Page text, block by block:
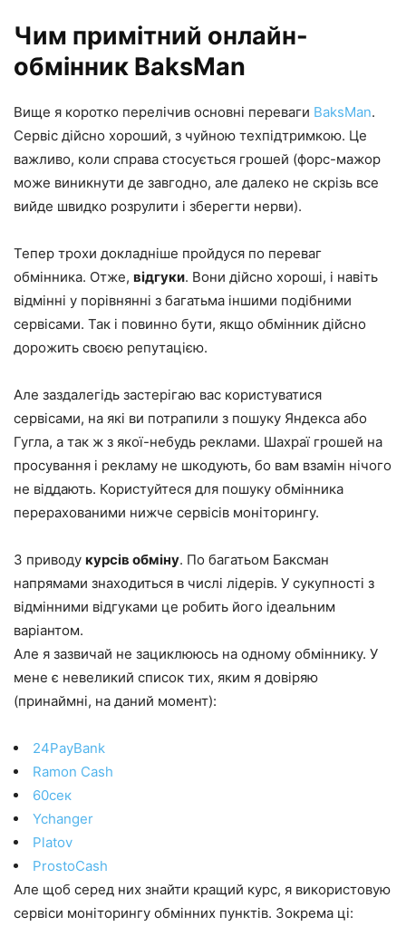
Чим примітний онлайн-
обмінник BaksMan
Вище я коротко перелічив основні переваги BaksMan.
Сервіс дійсно хороший, з чуйною техпідтримкою. Це
важливо, коли справа стосується грошей (форс-мажор
може виникнути де завгодно, але далеко не скрізь все
вийде швидко розрулити і зберегти нерви).
Тепер трохи докладніше пройдуся по переваг
обмінника. Отже, відгуки. Вони дійсно хороші, і навіть
відмінні у порівнянні з багатьма іншими подібними
сервісами. Так і повинно бути, якщо обмінник дійсно
дорожить своєю репутацією.
Але заздалегідь застерігаю вас користуватися
сервісами, на які ви потрапили з пошуку Яндекса або
Гугла, а так ж з якої-небудь реклами. Шахраї грошей на
просування і рекламу не шкодують, бо вам взамін нічого
не віддають. Користуйтеся для пошуку обмінника
перерахованими нижче сервісів моніторингу.
З приводу курсів обміну. По багатьом Баксман
напрямами знаходиться в числі лідерів. У сукупності з
відмінними відгуками це робить його ідеальним
варіантом.
Але я зазвичай не зациклююсь на одному обміннику. У
мене є невеликий список тих, яким я довіряю
(принаймні, на даний момент):
24PayBank
Ramon Cash
60сек
Ychanger
Platov
ProstoCash
Але щоб серед них знайти кращий курс, я використовую
сервіси моніторингу обмінних пунктів. Зокрема ці: